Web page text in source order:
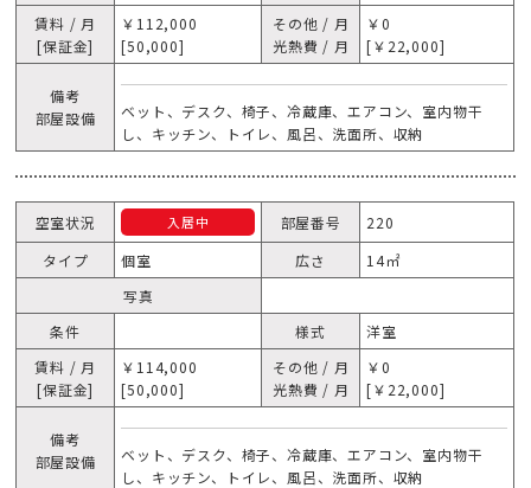
賃料 / 月
[保証金]
￥112,000
[50,000]
その他 / 月
光熱費 / 月
￥0
[￥22,000]
備考
部屋設備
ベット、デスク、椅子、冷蔵庫、エアコン、室内物干
し、キッチン、トイレ、風呂、洗面所、収納
空室状況 入居中 部屋番号
220
タイプ
個室 広さ
14㎡
写真
条件
様式
洋室
賃料 / 月
[保証金]
￥114,000
[50,000]
その他 / 月
光熱費 / 月
￥0
[￥22,000]
備考
部屋設備
ベット、デスク、椅子、冷蔵庫、エアコン、室内物干
し、キッチン、トイレ、風呂、洗面所、収納